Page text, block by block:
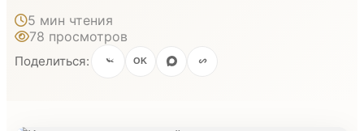
5 мин чтения
78 просмотров
Поделиться: OK